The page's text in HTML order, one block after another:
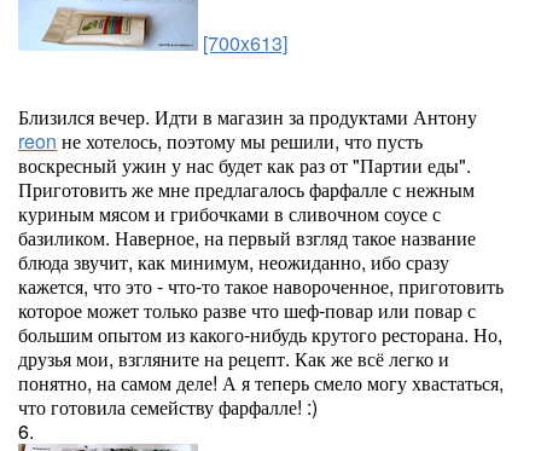
[700x613]
Близился вечер. Идти в магазин за продуктами Антону
reon не хотелось, поэтому мы решили, что пусть
воскресный ужин у нас будет как раз от "Партии еды".
Приготовить же мне предлагалось фарфалле с нежным
куриным мясом и грибочками в сливочном соусе с
базиликом. Наверное, на первый взгляд такое название
блюда звучит, как минимум, неожиданно, ибо сразу
кажется, что это - что-то такое навороченное, приготовить
которое может только разве что шеф-повар или повар с
большим опытом из какого-нибудь крутого ресторана. Но,
друзья мои, взгляните на рецепт. Как же всё легко и
понятно, на самом деле! А я теперь смело могу хвастаться,
что готовила семейству фарфалле! :)
6.